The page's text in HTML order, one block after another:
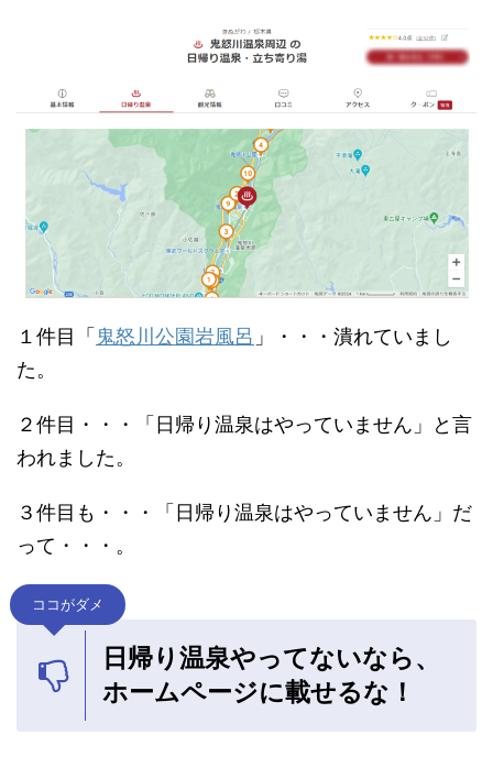
１件目「 鬼怒川公園岩風呂 」・・・潰れていまし
た。
２件目・・・「日帰り温泉はやっていません」と言
われました。
３件目も・・・「日帰り温泉はやっていません」だ
って・・・。
ココがダメ
日帰り温泉やってないなら、
ホームページに載せるな！